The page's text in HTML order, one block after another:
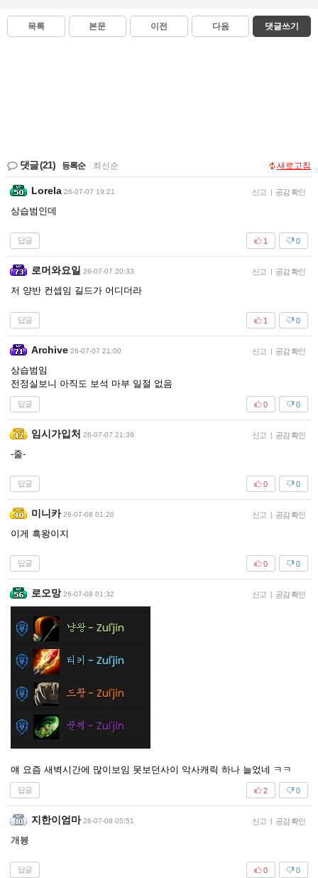
목록 본문 이전 다음 댓글쓰기
댓글(21) 등록순 최신순 새로고침
Lorela 26-07-07 19:21 신고 | 공감 확인
상습범인데
답글 0
1
로머와요일 26-07-07 20:33 신고 | 공감 확인
저 양반 컨셉임 길드가 어디더라
답글 0
1
Archive 26-07-07 21:00 신고 | 공감 확인
상습범임
전정실보니 아직도 보석 마부 일절 없음
답글 0
0
임시가입처 26-07-07 21:39 신고 | 공감 확인
-줄-
답글 0
0
미니카 26-07-08 01:20 신고 | 공감 확인
이게 흑왕이지
답글 0
0
로오망 26-07-08 01:32 신고 | 공감 확인
얘 요즘 새벽시간에 많이보임 못보던사이 악사캐릭 하나 늘었네 ㅋㅋ
답글 0
2
지한이엄마 26-07-08 05:51 신고 | 공감 확인
개븅
답글 0
0